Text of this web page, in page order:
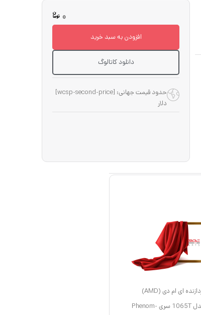
0
افزودن به سبد خرید
دانلود کاتالوگ
حدود قیمت جهانی: [wcsp-second-price]
دلار
پردازنده ای ام دی (AMD)
مدل 1065T سری Phenom-